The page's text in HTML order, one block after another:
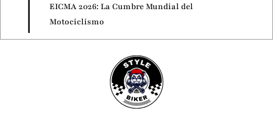
EICMA 2026: La Cumbre Mundial del
Motociclismo